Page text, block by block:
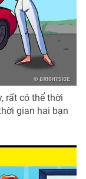
483/GP-BTTTT
Quốc Thắng,
932
rất có thể thời
gian hai bạn